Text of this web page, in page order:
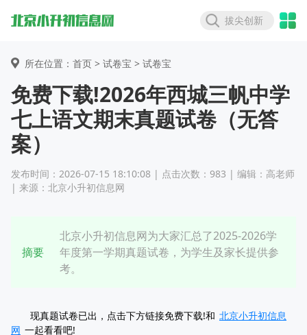
拔尖创新
所在位置：首页 > 试卷宝 > 试卷宝
免费下载!2026年西城三帆中学
七上语文期末真题试卷（无答
案）
发布时间：2026-07-15 18:10:08 | 点击次数：983 | 编辑：高老师
| 来源：北京小升初信息网
摘要
北京小升初信息网为大家汇总了2025-2026学
年度第一学期真题试卷，为学生及家长提供参
考。
现真题试卷已出，点击下方链接免费下载!和 北京小升初信息
网 一起看看吧!